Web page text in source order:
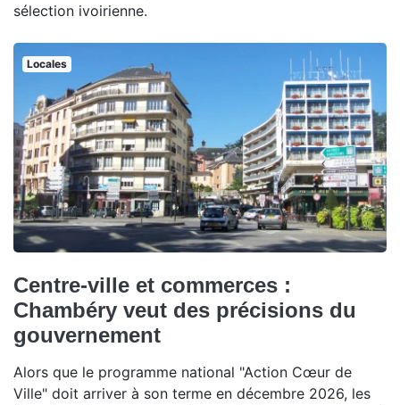
sélection ivoirienne.
Locales
Centre-ville et commerces :
Chambéry veut des précisions du
gouvernement
Alors que le programme national "Action Cœur de
Ville" doit arriver à son terme en décembre 2026, les